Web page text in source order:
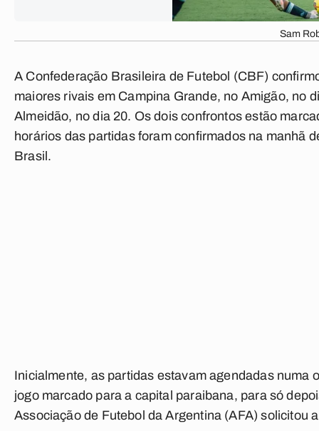
Sam
A Confederação Brasileira de Futebol (CBF)
maiores rivais em Campina Grande, no Amigão, no
Almeidão, no dia 20. Os dois confrontos estão
horários das partidas foram confirmados na manhã
Brasil.
Inicialmente, as partidas estavam agendadas numa
jogo marcado para a capital paraibana, para só
Associação de Futebol da Argentina (AFA) solicitou